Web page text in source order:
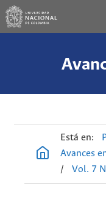
Está en:
Avances
/
Vol. 7